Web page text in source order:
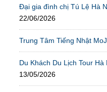
Đại gia đình chị Tú Lệ Hà
22/06/2026
Trung Tâm Tiếng Nhật
Du Khách Du Lịch Tour
13/05/2026